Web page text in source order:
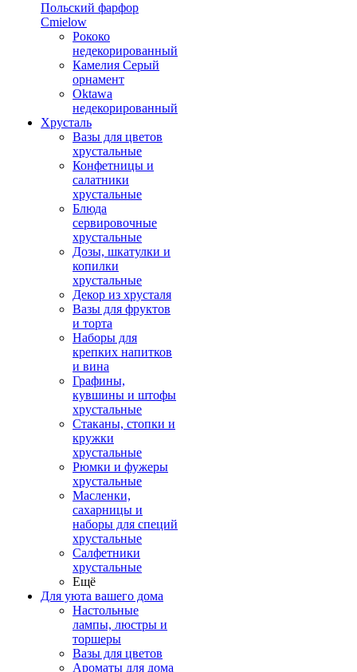
Польский фарфор
Сmielow
Рококо
недекорированный
Камелия Серый
орнамент
Oktawa
недекорированный
Хрусталь
Вазы для цветов
хрустальные
Конфетницы и
салатники
хрустальные
Блюда
сервировочные
хрустальные
Дозы, шкатулки и
копилки
хрустальные
Декор из хрусталя
Вазы для фруктов
и торта
Наборы для
крепких напитков
и вина
Графины,
кувшины и штофы
хрустальные
Стаканы, стопки и
кружки
хрустальные
Рюмки и фужеры
хрустальные
Масленки,
сахарницы и
наборы для специй
хрустальные
Салфетники
хрустальные
Ещё
Для уюта вашего дома
Настольные
лампы, люстры и
торшеры
Вазы для цветов
Ароматы для дома